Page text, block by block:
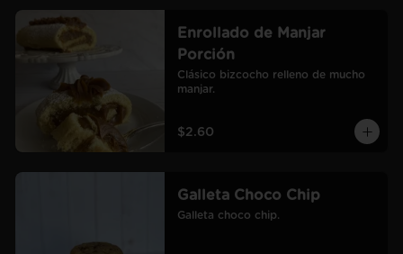
Enrollado de Manjar
Porción
Clásico bizcocho relleno de mucho
manjar.
$2.60
Galleta Choco Chip
Galleta choco chip.